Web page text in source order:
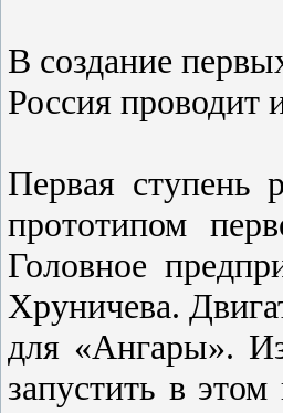
В создание
Россия проводит
Первая ступень
прототипом
Головное
Хруничева.
для «Ангары».
запустить в